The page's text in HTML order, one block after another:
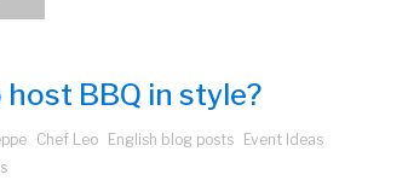
host BBQ in style?
Chef Leo English blog posts
Event Ideas